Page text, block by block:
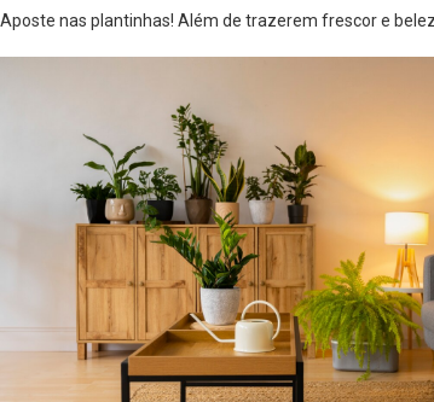
Aposte nas plantinhas! Além de trazerem frescor e